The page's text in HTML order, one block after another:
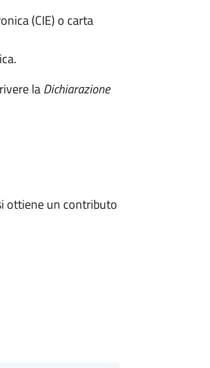
(CIE) o carta
laDichiarazione
ottiene un contributo